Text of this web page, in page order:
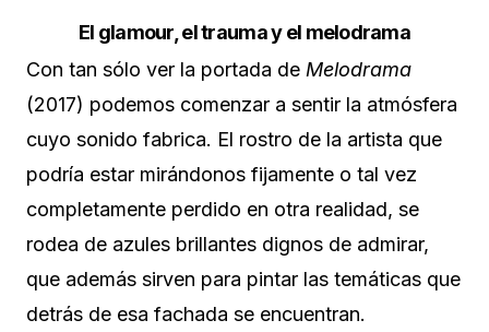
El glamour, el trauma y el melodrama
Con tan sólo ver la portada de Melodrama
(2017) podemos comenzar a sentir la atmósfera
cuyo sonido fabrica. El rostro de la artista que
podría estar mirándonos fijamente o tal vez
completamente perdido en otra realidad, se
rodea de azules brillantes dignos de admirar,
que además sirven para pintar las temáticas que
detrás de esa fachada se encuentran.